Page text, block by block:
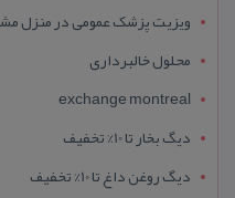
ویزیت پزشک عمومی در منزل
محلول خالبرداری
exchange montreal
دیگ بخار تا 10% تخفیف
دیگ روغن داغ تا 10% تخفیف